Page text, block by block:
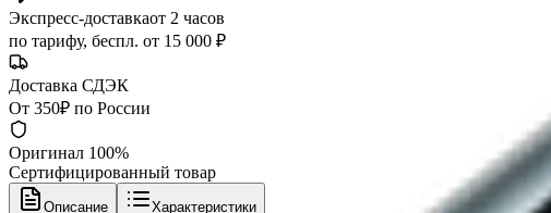
Экспресс-доставкаот 2 часов
по тарифу, беспл. от 15 000 ₽
Доставка СДЭК
От 350₽ по России
Оригинал 100%
Сертифицированный товар
Описание Характеристики